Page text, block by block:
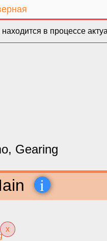
в процессе
Gearing
i
x